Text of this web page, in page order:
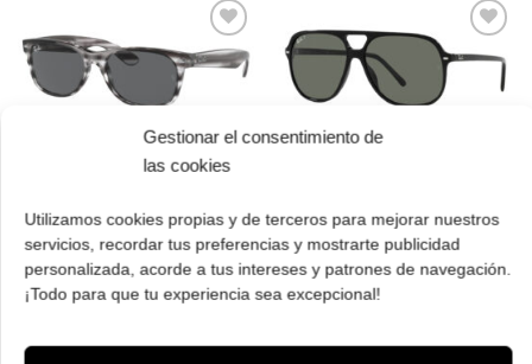
Gestionar el consentimiento de
las cookies
Utilizamos cookies propias y de terceros para mejorar nuestros
servicios, recordar tus preferencias y mostrarte publicidad
personalizada, acorde a tus intereses y patrones de navegación.
¡Todo para que tu experiencia sea excepcional!
Gafas
de sol
Ray Ban RB 2132
Wayfarer
152.00€ El
precio
original
era:
106.00€El
precio
actual
es:
¡Comprar!
Gafas
de sol
polarizadas
213.00€ El
precio
original
149.00
¡Comprar!